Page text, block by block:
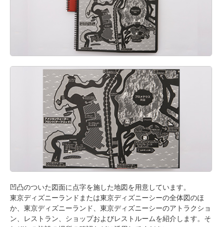
凹凸のついた図面に点字を施した地図を用意しています。
東京ディズニーランドまたは東京ディズニーシーの全体図のほ
か、東京ディズニーランド、東京ディズニーシーのアトラクショ
ン、レストラン、ショップおよびレストルームを紹介します。そ